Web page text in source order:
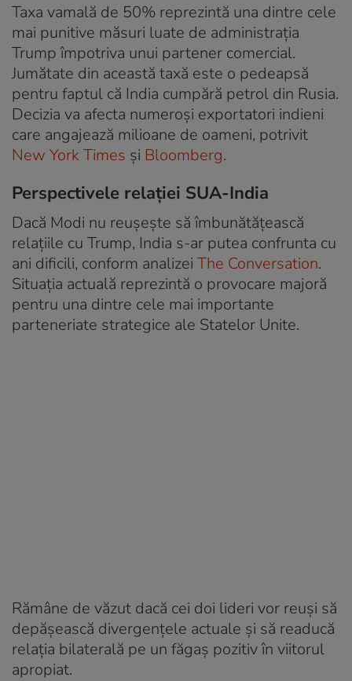
Taxa vamală de 50% reprezintă una dintre cele
mai punitive măsuri luate de administrația
Trump împotriva unui partener comercial.
Jumătate din această taxă este o pedeapsă
pentru faptul că India cumpără petrol din Rusia.
Decizia va afecta numeroși exportatori indieni
care angajează milioane de oameni, potrivit
New York Times și Bloomberg.
Perspectivele relației SUA-India
Dacă Modi nu reușește să îmbunătățească
relațiile cu Trump, India s-ar putea confrunta cu
ani dificili, conform analizei The Conversation.
Situația actuală reprezintă o provocare majoră
pentru una dintre cele mai importante
parteneriate strategice ale Statelor Unite.
Rămâne de văzut dacă cei doi lideri vor reuși să
depășească divergențele actuale și să readucă
relația bilaterală pe un făgaș pozitiv în viitorul
apropiat.